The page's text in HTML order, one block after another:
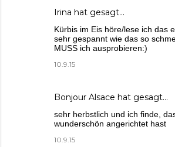
Irina hat gesagt…
Kürbis im Eis höre/lese ich das
sehr gespannt wie das so
MUSS ich ausprobieren:)
10.9.15
Bonjour Alsace hat gesagt…
sehr herbstlich und ich finde,
wunderschön angerichtet hast
10.9.15